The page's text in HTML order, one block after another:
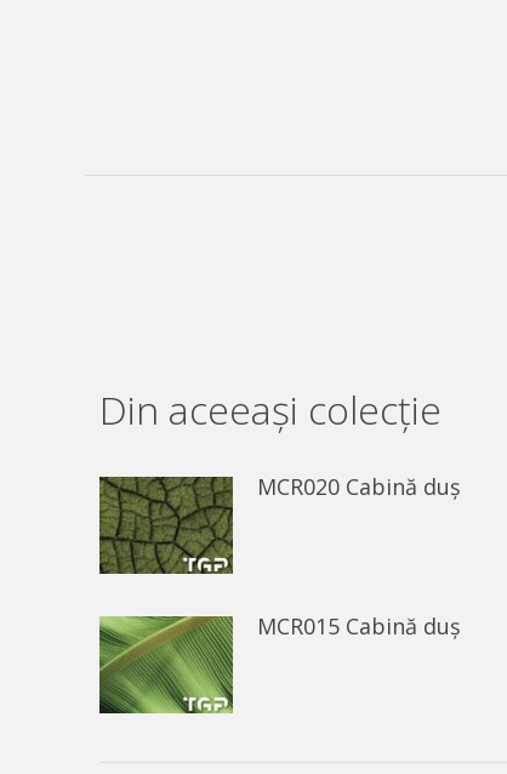
Din aceeaşi colecție
MCR020 Cabină duș
MCR015 Cabină duș